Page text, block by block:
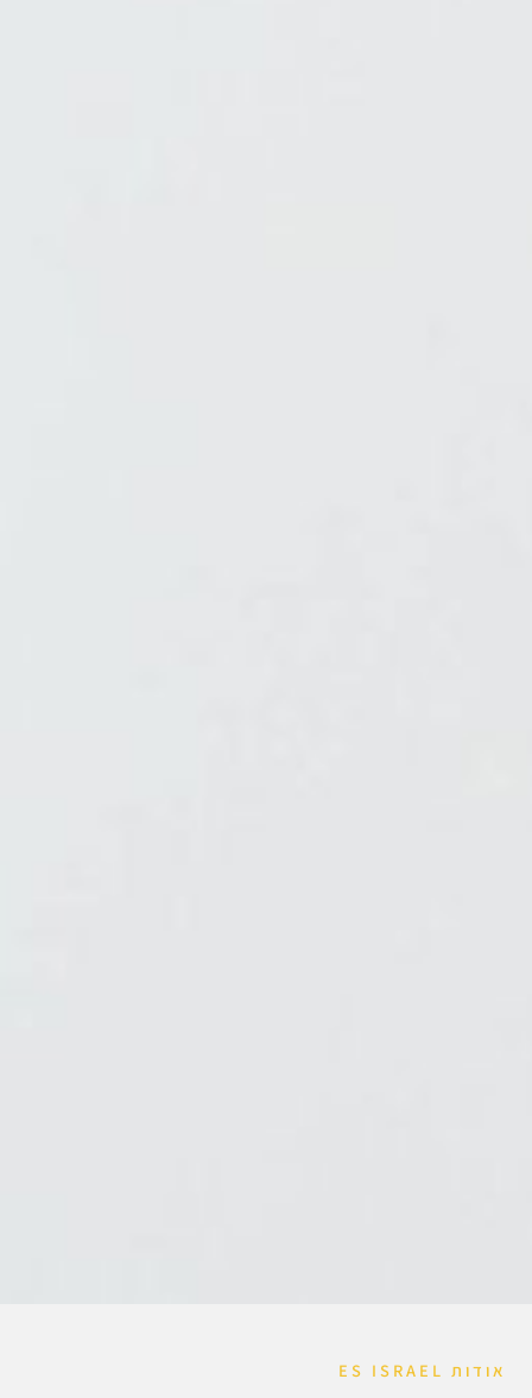
אודות ES ISRAEL